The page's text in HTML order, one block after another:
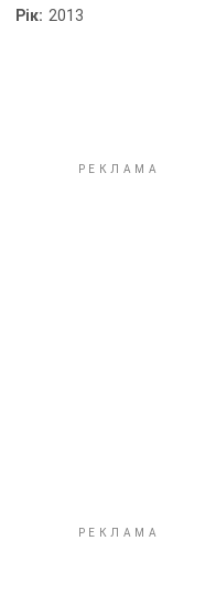
Рік: 2013